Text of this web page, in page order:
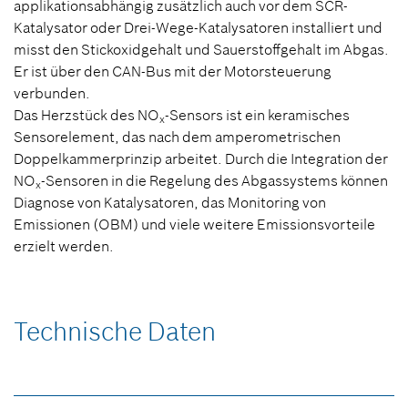
applikationsabhängig zusätzlich auch vor dem SCR-
Katalysator oder Drei-Wege-Katalysatoren installiert und
misst den Stickoxidgehalt und Sauerstoffgehalt im Abgas.
Er ist über den CAN-Bus mit der Motorsteuerung
verbunden.
Das Herzstück des NOx-Sensors ist ein keramisches
Sensorelement, das nach dem amperometrischen
Doppelkammerprinzip arbeitet. Durch die Integration der
NOx-Sensoren in die Regelung des Abgassystems können
Diagnose von Katalysatoren, das Monitoring von
Emissionen (OBM) und viele weitere Emissionsvorteile
erzielt werden.
Technische Daten